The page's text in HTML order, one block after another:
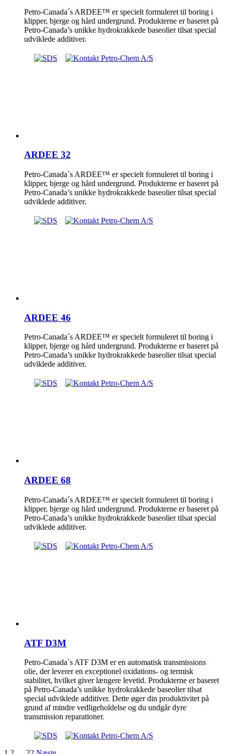
Petro-Canada´s ARDEE™ er specielt formuleret til boring i
klipper, bjerge og hård undergrund. Produkterne er baseret på
Petro-Canada’s unikke hydrokrakkede baseolier tilsat special
udviklede additiver.
ARDEE 32
Petro-Canada´s ARDEE™ er specielt formuleret til boring i
klipper, bjerge og hård undergrund. Produkterne er baseret på
Petro-Canada’s unikke hydrokrakkede baseolier tilsat special
udviklede additiver.
ARDEE 46
Petro-Canada´s ARDEE™ er specielt formuleret til boring i
klipper, bjerge og hård undergrund. Produkterne er baseret på
Petro-Canada’s unikke hydrokrakkede baseolier tilsat special
udviklede additiver.
ARDEE 68
Petro-Canada´s ARDEE™ er specielt formuleret til boring i
klipper, bjerge og hård undergrund. Produkterne er baseret på
Petro-Canada’s unikke hydrokrakkede baseolier tilsat special
udviklede additiver.
ATF D3M
Petro-Canada´s ATF D3M er en automatisk transmissions
olie, der leverer en exceptionel oxidations- og termisk
stabilitet, hvilket giver længere levetid. Produkterne er baseret
på Petro-Canada’s unikke hydrokrakkede baseolier tilsat
special udviklede additiver. Dette øger din produktivitet på
grund af mindre vedligeholdelse og du undgår dyre
transmission reparationer.